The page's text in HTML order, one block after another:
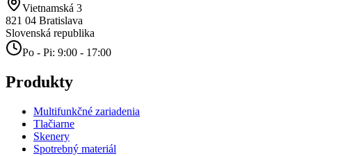
Vietnamská 3
821 04 Bratislava
Slovenská republika
Po - Pi: 9:00 - 17:00
Produkty
Multifunkčné zariadenia
Tlačiarne
Skenery
Spotrebný materiál